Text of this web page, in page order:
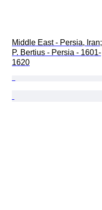
Middle East - Persia, Iran;
P. Bertius - Persia - 1601-
1620